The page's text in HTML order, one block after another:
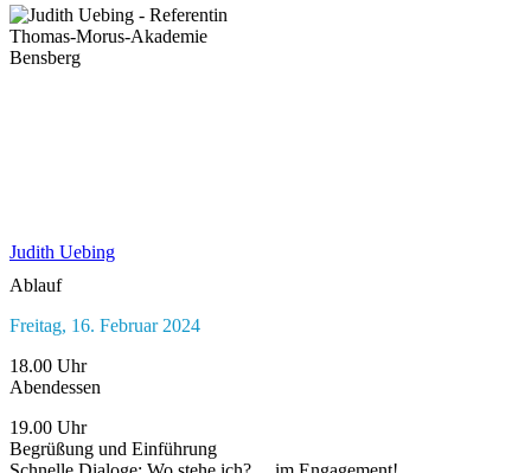
Judith Uebing
Ablauf
Freitag, 16. Februar 2024
18.00 Uhr
Abendessen
19.00 Uhr
Begrüßung und Einführung